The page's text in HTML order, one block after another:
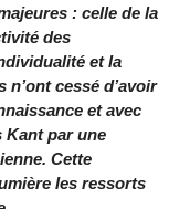
: celle de la
des
et la
cessé d’avoir
et avec
Kant par une
Cette
les ressorts